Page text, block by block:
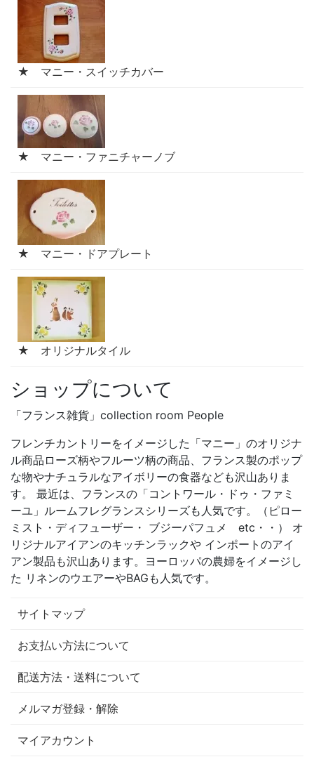
★ マニー・スイッチカバー
★ マニー・ファニチャーノブ
★ マニー・ドアプレート
★ オリジナルタイル
ショップについて
「フランス雑貨」collection room People
フレンチカントリーをイメージした「マニー」のオリジナ
ル商品ローズ柄やフルーツ柄の商品、フランス製のポップ
な物やナチュラルなアイボリーの食器なども沢山ありま
す。 最近は、フランスの「コントワール・ドゥ・ファミ
ーユ」ルームフレグランスシリーズも人気です。（ピロー
ミスト・ディフューザー・ ブジーパフュメ etc・・） オ
リジナルアイアンのキッチンラックや インポートのアイ
アン製品も沢山あります。ヨーロッパの農婦をイメージし
た リネンのウエアーやBAGも人気です。
サイトマップ
お支払い方法について
配送方法・送料について
メルマガ登録・解除
マイアカウント